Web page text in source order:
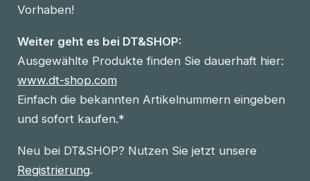
Vorhaben!
Weiter geht es bei DT&SHOP:
Ausgewählte Produkte finden Sie dauerhaft hier:
www.dt-shop.com
Einfach die bekannten Artikelnummern eingeben
und sofort kaufen.*
Neu bei DT&SHOP? Nutzen Sie jetzt unsere
Registrierung.